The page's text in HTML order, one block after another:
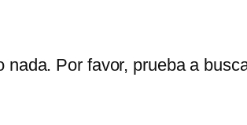
nada. Por favor, prueba a